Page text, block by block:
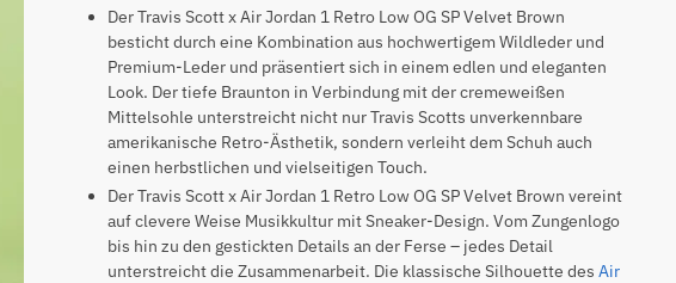
Preis
war:
€199.00
Preis
ist:
€126.00.
Der Travis Scott x Air Jordan 1 Retro Low OG SP Velvet Brown
besticht durch eine Kombination aus hochwertigem Wildleder und
Premium-Leder und präsentiert sich in einem edlen und eleganten
Look. Der tiefe Braunton in Verbindung mit der cremeweißen
Mittelsohle unterstreicht nicht nur Travis Scotts unverkennbare
amerikanische Retro-Ästhetik, sondern verleiht dem Schuh auch
einen herbstlichen und vielseitigen Touch.
Der Travis Scott x Air Jordan 1 Retro Low OG SP Velvet Brown vereint
auf clevere Weise Musikkultur mit Sneaker-Design. Vom Zungenlogo
bis hin zu den gestickten Details an der Ferse – jedes Detail
unterstreicht die Zusammenarbeit. Die klassische Silhouette desAir